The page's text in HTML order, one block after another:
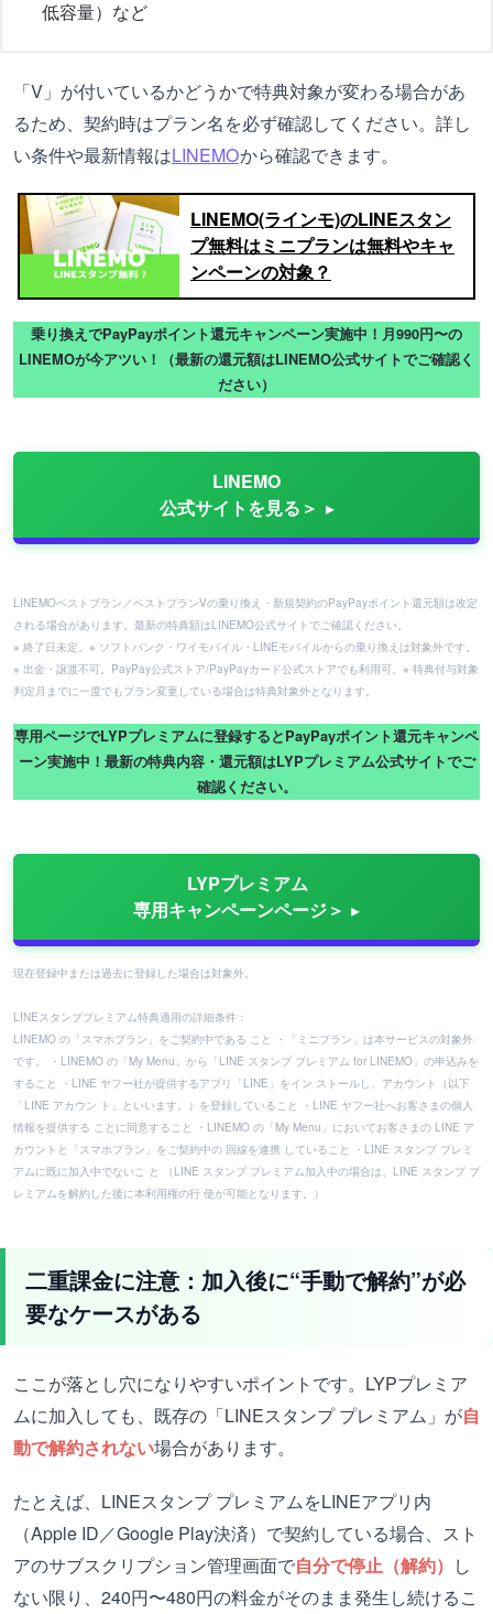
低容量）など
「V」が付いているかどうかで特典対象が変わる場合があ
るため、契約時はプラン名を必ず確認してください。詳し
い条件や最新情報はLINEMOから確認できます。
LINEMO(ラインモ)のLINEスタン
プ無料はミニプランは無料やキャ
ンペーンの対象？
乗り換えでPayPayポイント還元キャンペーン実施中！月990円〜の
LINEMOが今アツい！（最新の還元額はLINEMO公式サイトでご確認く
ださい）
LINEMO
公式サイトを見る＞
LINEMOベストプラン／ベストプランVの乗り換え・新規契約のPayPayポイント還元額は改定
される場合があります。最新の特典額はLINEMO公式サイトでご確認ください。
※ 終了日未定。※ ソフトバンク・ワイモバイル・LINEモバイルからの乗り換えは対象外です。
※ 出金・譲渡不可。PayPay公式ストア/PayPayカード公式ストアでも利用可。※ 特典付与対象
判定月までに一度でもプラン変更している場合は特典対象外となります。
専用ページでLYPプレミアムに登録するとPayPayポイント還元キャンペ
ーン実施中！最新の特典内容・還元額はLYPプレミアム公式サイトでご
確認ください。
LYPプレミアム
専用キャンペーンページ＞
現在登録中または過去に登録した場合は対象外。
LINEスタンププレミアム特典適用の詳細条件：
LINEMO の「スマホプラン」をご契約中である こと ・「ミニプラン」は本サービスの対象外
です。 ・LINEMO の「My Menu」から「LINE スタンプ プレミアム for LINEMO」の申込みを
すること ・LINE ヤフー社が提供するアプリ「LINE」をイン ストールし、アカウント（以下
「LINE アカウン ト」といいます。）を登録していること ・LINE ヤフー社へお客さまの個人
情報を提供する ことに同意すること ・LINEMO の「My Menu」においてお客さまの LINE ア
カウントと「スマホプラン」をご契約中の 回線を連携 していること ・LINE スタンプ プレミ
アムに既に加入中でないこ と （LINE スタンプ プレミアム加入中の場合は、LINE スタンプ プ
レミアムを解約した後に本利用権の行 使が可能となります。）
二重課金に注意：加入後に“手動で解約”が必
要なケースがある
ここが落とし穴になりやすいポイントです。LYPプレミア
ムに加入しても、既存の「LINEスタンプ プレミアム」が自
動で解約されない場合があります。
たとえば、LINEスタンプ プレミアムをLINEアプリ内
（Apple ID／Google Play決済）で契約している場合、スト
アのサブスクリプション管理画面で自分で停止（解約） し
ない限り、240円〜480円の料金がそのまま発生し続けるこ